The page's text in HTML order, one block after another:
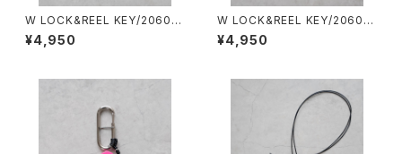
W LOCK&REEL KEY/2060#
3/ダブルロック&リールキー
¥4,950
W LOCK&REEL KEY/2060#
2/ダブルロック&リールキー
¥4,950